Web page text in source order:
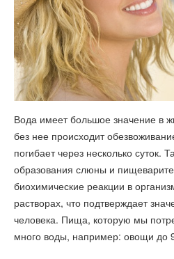
Вода имеет большое значение в
без нее происходит
погибает через несколько суток.
образования слюны и
биохимические реакции в
растворах, что подтверждает
человека. Пища, которую мы
много воды, например: овощи до